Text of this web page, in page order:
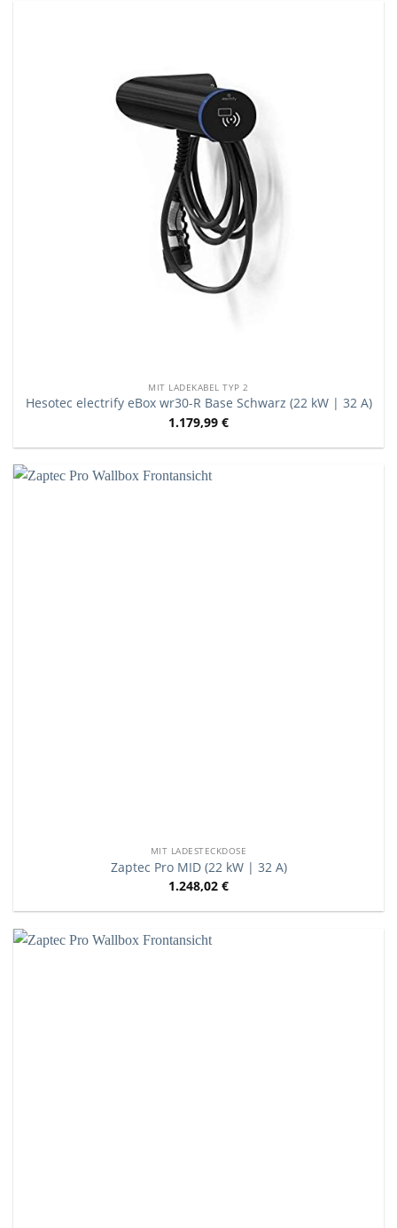
MIT LADEKABEL TYP 2
Hesotec electrify eBox wr30-R Base Schwarz (22 kW | 32 A)
1.179,99 €
MIT LADESTECKDOSE
Zaptec Pro MID (22 kW | 32 A)
1.248,02 €